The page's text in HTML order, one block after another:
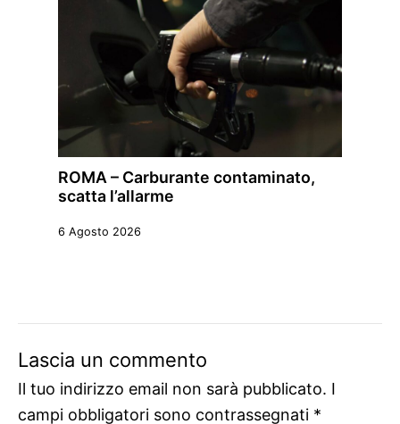
ROMA – Carburante contaminato,
scatta l’allarme
6 Agosto 2026
Lascia un commento
Il tuo indirizzo email non sarà pubblicato. I
campi obbligatori sono contrassegnati *